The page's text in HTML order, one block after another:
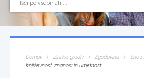
Domov Zbirka gradiv Zgodovina Snov,
književnost, znanost in umetnost